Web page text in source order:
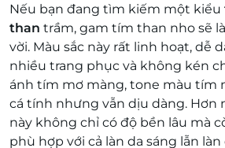
Nếu bạn đang tìm kiếm một kiểu
than trầm, gam tím than nho sẽ
vời. Màu sắc này rất linh hoạt, dễ
nhiều trang phục và không kén
ánh tím mơ màng, tone màu tím
cá tính nhưng vẫn dịu dàng. Hơn
này không chỉ có độ bền lâu mà
phù hợp với cả làn da sáng lẫn